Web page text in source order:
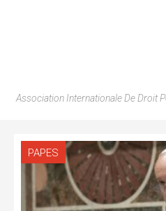
Association Internationale De Droit
PAPES